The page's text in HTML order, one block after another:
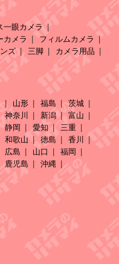
一眼カメラ
カメラ
フィルムカメラ
ズ 三脚 カメラ用品
山形 福島
茨城
神奈川 新潟
富山
静岡 愛知
三重
和歌山 徳島
香川
広島 山口
福岡
鹿児島 沖縄